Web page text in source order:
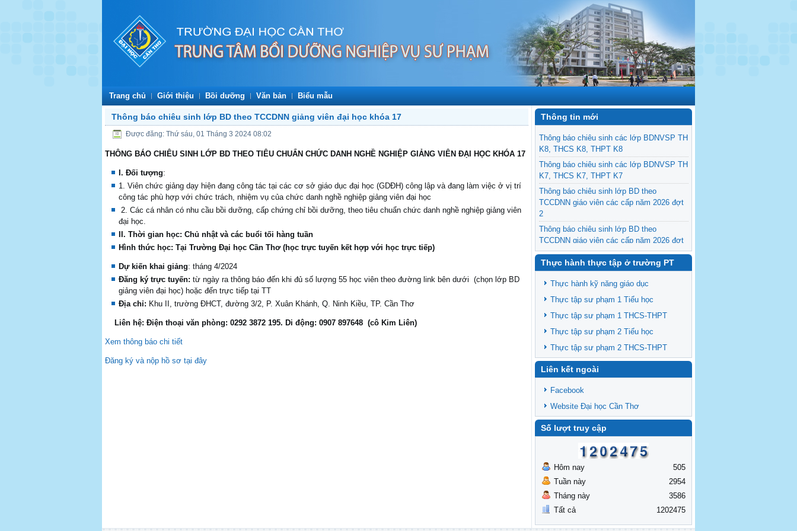
Trang chủ Giới thiệu Bồi dưỡng Văn bản Biểu mẫu
Thông báo chiêu sinh lớp BD theo TCCDNN giảng viên đại học khóa 17
Được đăng: Thứ sáu, 01 Tháng 3 2024 08:02
THÔNG BÁO CHIÊU SINH LỚP BD THEO TIÊU CHUẨN CHỨC DANH NGHỀ NGHIỆP GIẢNG VIÊN ĐẠI HỌC KHÓA 17
I. Đối tượng:
1. Viên chức giảng dạy hiện đang công tác tại các cơ sở giáo dục đại học (GDĐH) công lập và đang làm việc ở vị trí
công tác phù hợp với chức trách, nhiệm vụ của chức danh nghề nghiệp giảng viên đại học
2. Các cá nhân có nhu cầu bồi dưỡng, cấp chứng chỉ bồi dưỡng, theo tiêu chuẩn chức danh nghề nghiệp giảng viên
đại học.
II. Thời gian học: Chủ nhật và các buổi tối hàng tuần
Hình thức học: Tại Trường Đại học Cần Thơ (học trực tuyến kết hợp với học trực tiếp)
Dựkiến khai giảng: tháng 4/2024
Đăng ký trực tuyến: từ ngày ra thông báo đến khi đủ số lượng 55 học viên theo đường link bên dưới (chọn lớp BD
giảng viên đại học) hoặc đến trực tiếp tại TT
Địa chỉ: Khu II, trường ĐHCT, đường 3/2, P. Xuân Khánh, Q. Ninh Kiều, TP. Cần Thơ
Liên hệ: Điện thoại văn phòng: 0292 3872 195. Di động: 0907 897648 (cô Kim Liên)
Xem thông báo chi tiết
Đăng ký và nộp hồ sơ tại đây
Thông tin mới
Thông báo chiêu sinh các lớp BDNVSP TH
K8, THCS K8, THPT K8
Thông báo chiêu sinh các lớp BDNVSP TH
K7, THCS K7, THPT K7
Thông báo chiêu sinh lớp BD theo
TCCDNN giáo viên các cấp năm 2026 đợt
2
Thông báo chiêu sinh lớp BD theo
TCCDNN giáo viên các cấp năm 2026 đợt
1
Thông báo chiêu sinh lớp BD theo
TCCDNN giảng viên đại học khóa 19
Thông báo chiêu sinh lớp BD theo
TCCDNN giáo viên các cấp năm 2025 đợt
Thông báo chiêu sinh các lớp BDNVSP TH
K6, THCS K6, THPT K6
Thông báo chiêu sinh lớp BD NVSP cấp
chứng nhận khóa 4 năm 2025
Thông báo chiêu sinh lớp BD NVSP dạy
nhận khóa 03
Thông báo tổng khai giảng các lớp
BDNVSP TH K5, THCS K5, THPT K5
Thực hành thực tập ở trường PT
Thực hành kỹ năng giáo dục
Thực tập sư phạm 1 Tiểu học
Thực tập sư phạm 1 THCS-THPT
Thực tập sư phạm 2 Tiểu học
Thực tập sư phạm 2 THCS-THPT
Liên kết ngoài
Facebook
Website Đại học Cần Thơ
Số lượt truy cập
Hôm nay
Tuần này
Tháng này
Tất cả
505
2954
3586
1202475